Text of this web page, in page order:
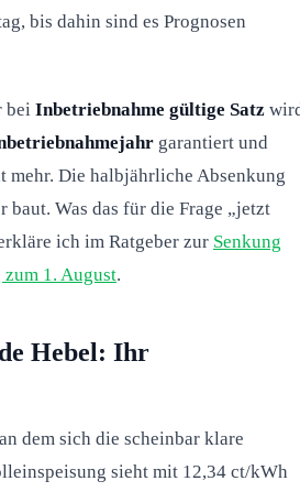
bis dahin sind es Prognosen
bei Inbetriebnahme gültige Satz
garantiert und
mehr. Die halbjährliche Absenkung
baut. Was das für die Frage „jetzt
ich im Ratgeber zur Senkung
1. August.
Hebel: Ihr
dem sich die scheinbar klare
sieht mit 12,34 ct/kWh